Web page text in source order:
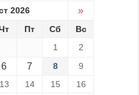
2026 »
Пт Сб
Вс
1
2
6 7 8
9
13 14 15 16